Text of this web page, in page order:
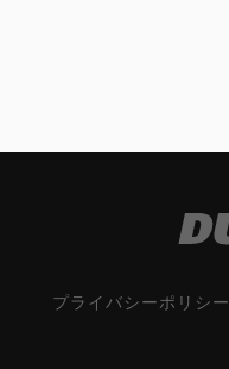
プライバシーポリシー